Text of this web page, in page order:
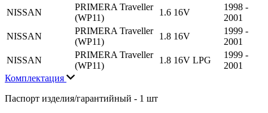
NISSAN
PRIMERA Traveller
(WP11)
1.6 16V
1998 -
2001
NISSAN
PRIMERA Traveller
(WP11)
1.8 16V
1999 -
2001
NISSAN
PRIMERA Traveller
(WP11)
1.8 16V LPG
1999 -
2001
Комплектация
Паспорт изделия/гарантийный - 1 шт